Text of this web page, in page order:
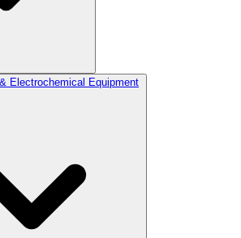
Electrochemical Equipment